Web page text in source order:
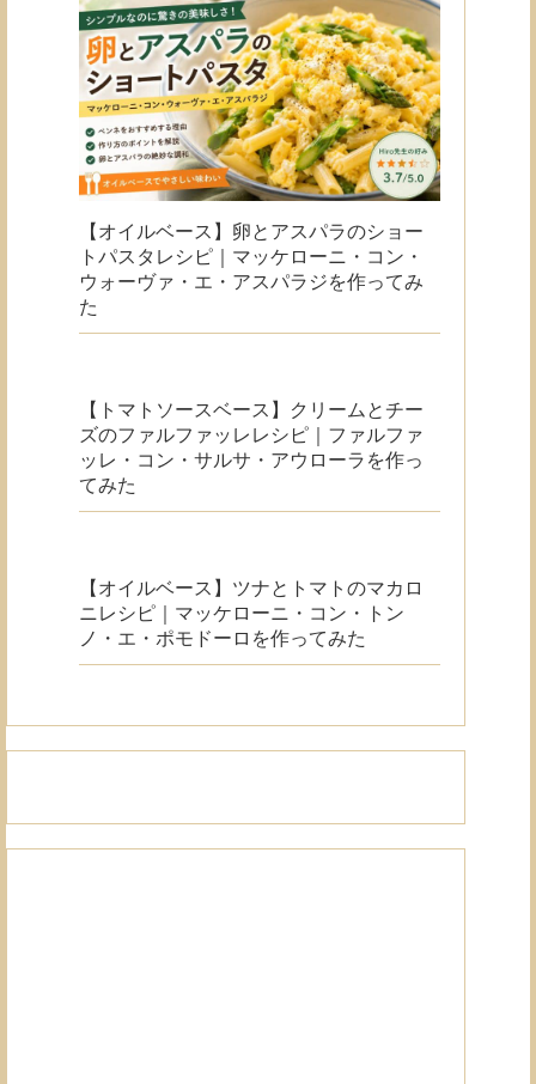
【オイルベース】卵とアスパラのショー
トパスタレシピ｜マッケローニ・コン・
ウォーヴァ・エ・アスパラジを作ってみ
た
【トマトソースベース】クリームとチー
ズのファルファッレレシピ｜ファルファ
ッレ・コン・サルサ・アウローラを作っ
てみた
【オイルベース】ツナとトマトのマカロ
ニレシピ｜マッケローニ・コン・トン
ノ・エ・ポモドーロを作ってみた